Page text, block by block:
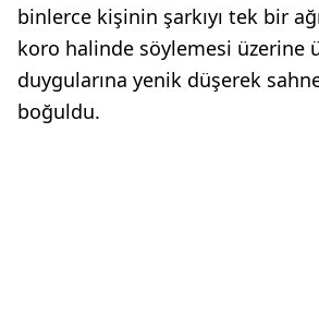
binlerce kişinin şarkıyı tek bir
koro halinde söylemesi üzerine
duygularına yenik düşerek
boğuldu.